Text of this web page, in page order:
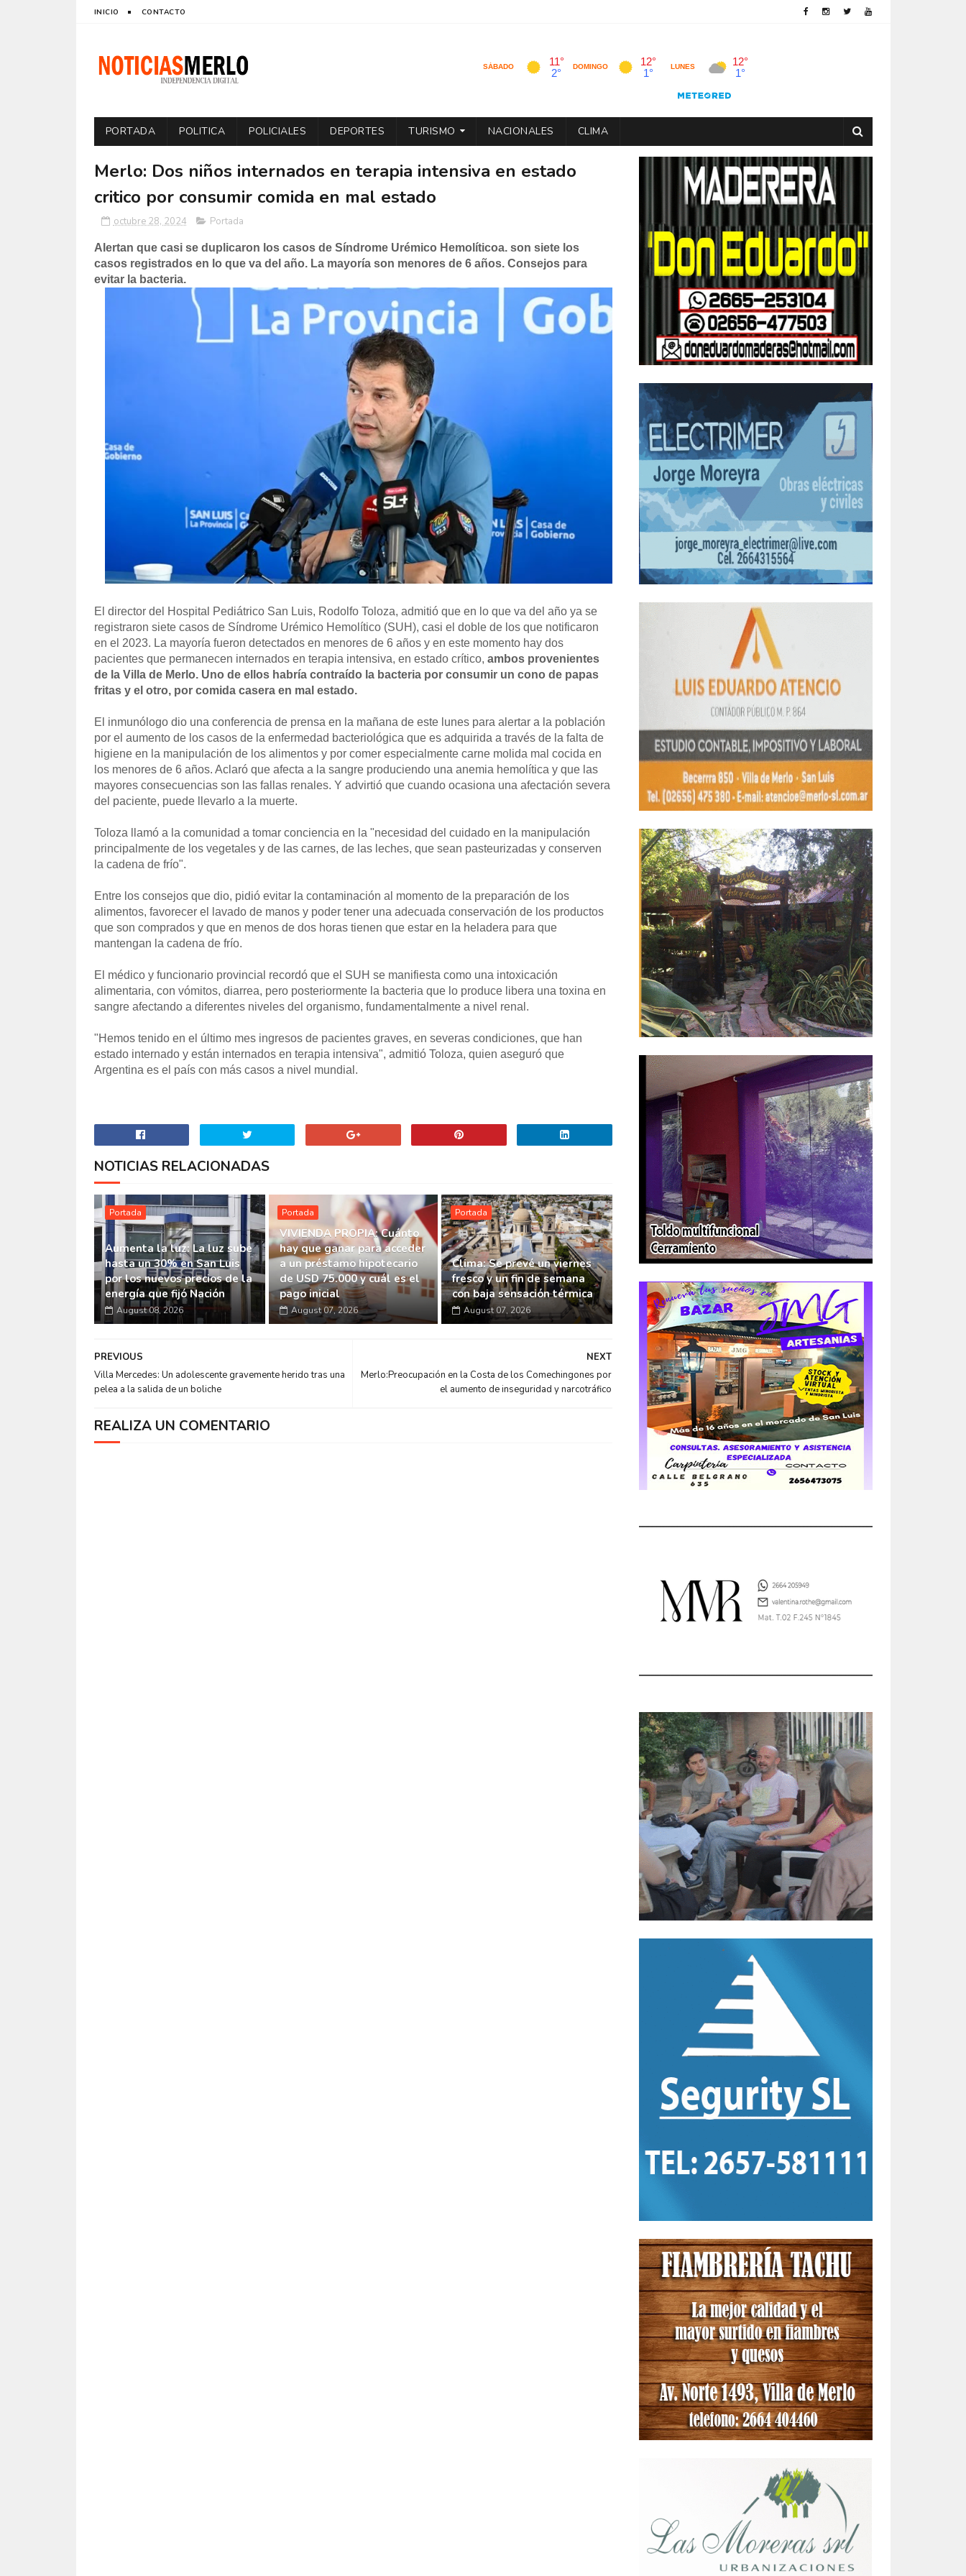
INICIO CONTACTO
PORTADA POLITICA POLICIALES DEPORTES TURISMO NACIONALES CLIMA
Merlo: Dos niños internados en terapia intensiva en estado
critico por consumir comida en mal estado
octubre 28, 2024 Portada
Alertan que casi se duplicaron los casos de Síndrome Urémico Hemolíticoa. son siete los
casos registrados en lo que va del año. La mayoría son menores de 6 años. Consejos para
evitar la bacteria.
El director del Hospital Pediátrico San Luis, Rodolfo Toloza, admitió que en lo que va del año ya se
registraron siete casos de Síndrome Urémico Hemolítico (SUH), casi el doble de los que notificaron
en el 2023. La mayoría fueron detectados en menores de 6 años y en este momento hay dos
pacientes que permanecen internados en terapia intensiva, en estado crítico, ambos provenientes
de la Villa de Merlo. Uno de ellos habría contraído la bacteria por consumir un cono de papas
fritas y el otro, por comida casera en mal estado.
El inmunólogo dio una conferencia de prensa en la mañana de este lunes para alertar a la población
por el aumento de los casos de la enfermedad bacteriológica que es adquirida a través de la falta de
higiene en la manipulación de los alimentos y por comer especialmente carne molida mal cocida en
los menores de 6 años. Aclaró que afecta a la sangre produciendo una anemia hemolítica y que las
mayores consecuencias son las fallas renales. Y advirtió que cuando ocasiona una afectación severa
del paciente, puede llevarlo a la muerte.
Toloza llamó a la comunidad a tomar conciencia en la "necesidad del cuidado en la manipulación
principalmente de los vegetales y de las carnes, de las leches, que sean pasteurizadas y conserven
la cadena de frío".
Entre los consejos que dio, pidió evitar la contaminación al momento de la preparación de los
alimentos, favorecer el lavado de manos y poder tener una adecuada conservación de los productos
que son comprados y que en menos de dos horas tienen que estar en la heladera para que
mantengan la cadena de frío.
El médico y funcionario provincial recordó que el SUH se manifiesta como una intoxicación
alimentaria, con vómitos, diarrea, pero posteriormente la bacteria que lo produce libera una toxina en
sangre afectando a diferentes niveles del organismo, fundamentalmente a nivel renal.
"Hemos tenido en el último mes ingresos de pacientes graves, en severas condiciones, que han
estado internado y están internados en terapia intensiva", admitió Toloza, quien aseguró que
Argentina es el país con más casos a nivel mundial.
NOTICIAS RELACIONADAS
Portada
Aumenta la luz: La luz sube
hasta un 30% en San Luis
por los nuevos precios de la
energía que fijó Nación
August 08, 2026
Portada
VIVIENDA PROPIA: Cuánto
hay que ganar para acceder
a un préstamo hipotecario
de USD 75.000 y cuál es el
pago inicial
August 07, 2026
Portada
Clima: Se prevé un viernes
fresco y un fin de semana
con baja sensación térmica
August 07, 2026
NEXT
Merlo:Preocupación en la Costa de los Comechingones por
el aumento de inseguridad y narcotráfico
PREVIOUS
Villa Mercedes: Un adolescente gravemente herido tras una
pelea a la salida de un boliche
REALIZA UN COMENTARIO